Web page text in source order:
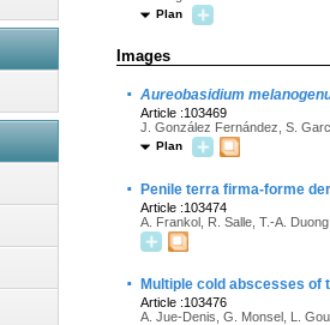
Plan
Images
· Aureobasidium
Article :103469
J. González Fernández, S.
Plan
· Penile terra firma-forme
Article :103474
A. Frankol, R. Salle, T.-A.
· Multiple cold abscesses of
Article :103476
A. Jue-Denis, G. Monsel, L.